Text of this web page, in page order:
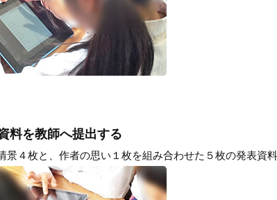
料を教師へ提出する
景４枚と、作者の思い１枚を組み合わせた５枚の発表資